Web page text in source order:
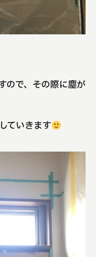
ので、その際に塵が
ていきます